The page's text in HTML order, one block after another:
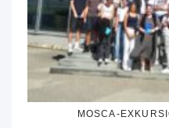
MOSCA-